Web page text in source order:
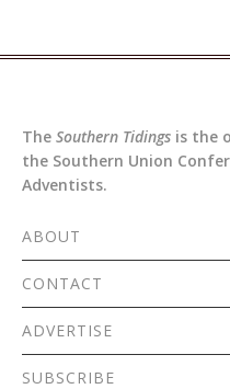
The Southern Tidings is the
the Southern Union
Adventists.
ABOUT
CONTACT
ADVERTISE
SUBSCRIBE